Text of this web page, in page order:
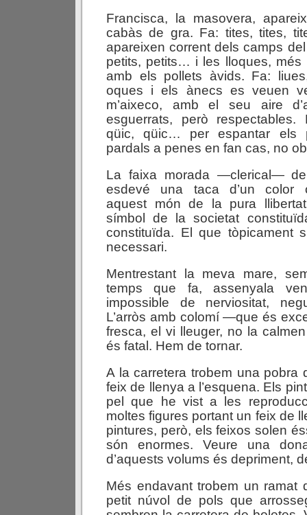
Francisca, la masovera,
cabàs de gra. Fa: tites, tites,
apareixen corrent dels camps
petits, petits… i les lloques, més
amb els pollets àvids. Fa:
oques i els ànecs es veuen
m’aixeco, amb el seu aire
esguerrats, però respectables.
qüic, qüic… per espantar els
pardals a penes en fan cas, no
La faixa morada —clerical—
esdevé una taca d’un color
aquest món de la pura
símbol de la societat
constituïda. El que tòpicament
necessari.
Mentrestant la meva mare,
temps que fa, assenyala
impossible de nerviositat,
L’arròs amb colomí —que és
fresca, el vi lleuger, no la
és fatal. Hem de tornar.
A la carretera trobem una pobra
feix de llenya a l’esquena. Els
pel que he vist a les
moltes figures portant un feix de
pintures, però, els feixos solen
són enormes. Veure una
d’aquests volums és depriment,
Més endavant trobem un ramat
petit núvol de pols que